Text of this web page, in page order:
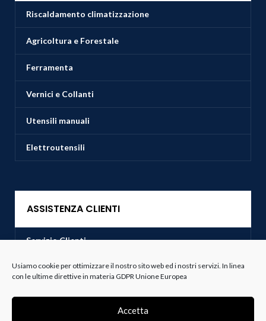
Usiamo cookie per ottimizzare il nostro sito web ed i nostri servizi. In linea
con le ultime direttive in materia GDPR Unione Europea
Accetta
Riscaldamento climatizzazione
Agricoltura e Forestale
Ferramenta
Vernici e Collanti
Utensili manuali
Elettroutensili
ASSISTENZA CLIENTI
Servizio Clienti
Spedizioni